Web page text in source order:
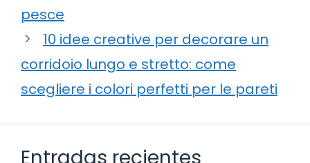
pesce
10 idee creative per decorare un
corridoio lungo e stretto: come
scegliere i colori perfetti per le pareti
Entradas recientes